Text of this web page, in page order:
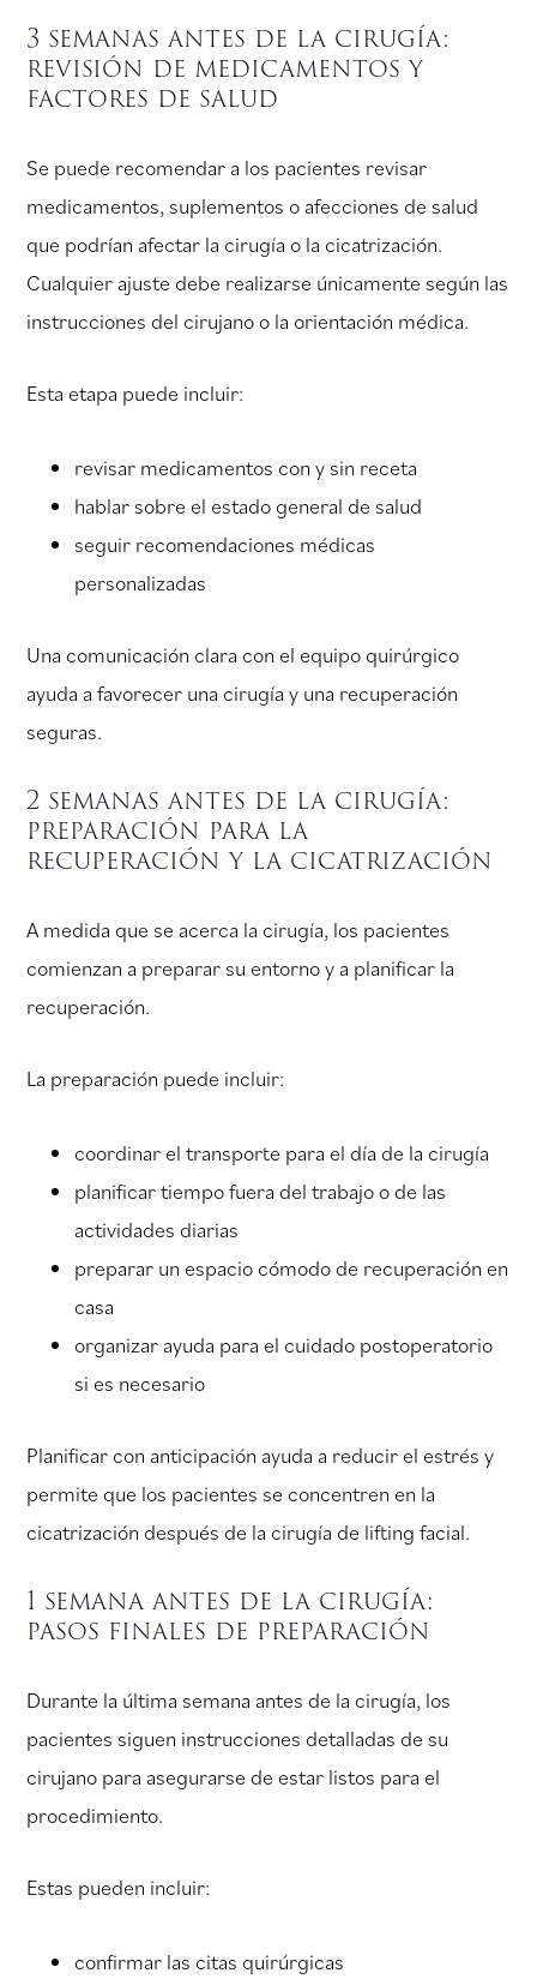
3 semanas antes de la cirugía:
revisión de medicamentos y
factores de salud
Se puede recomendar a los pacientes revisar
medicamentos, suplementos o afecciones de salud
que podrían afectar la cirugía o la cicatrización.
Cualquier ajuste debe realizarse únicamente según las
instrucciones del cirujano o la orientación médica.
Esta etapa puede incluir:
revisar medicamentos con y sin receta
hablar sobre el estado general de salud
seguir recomendaciones médicas
personalizadas
Una comunicación clara con el equipo quirúrgico
ayuda a favorecer una cirugía y una recuperación
seguras.
2 semanas antes de la cirugía:
preparación para la
recuperación y la cicatrización
A medida que se acerca la cirugía, los pacientes
comienzan a preparar su entorno y a planificar la
recuperación.
La preparación puede incluir:
coordinar el transporte para el día de la cirugía
planificar tiempo fuera del trabajo o de las
actividades diarias
preparar un espacio cómodo de recuperación en
casa
organizar ayuda para el cuidado postoperatorio
si es necesario
Planificar con anticipación ayuda a reducir el estrés y
permite que los pacientes se concentren en la
cicatrización después de la cirugía de lifting facial.
1 semana antes de la cirugía:
pasos finales de preparación
Durante la última semana antes de la cirugía, los
pacientes siguen instrucciones detalladas de su
cirujano para asegurarse de estar listos para el
procedimiento.
Estas pueden incluir:
confirmar las citas quirúrgicas